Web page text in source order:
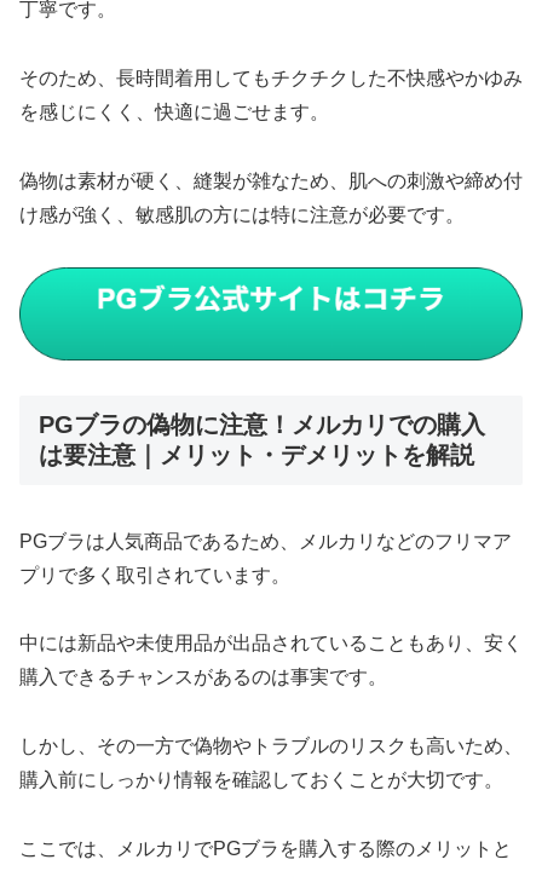
丁寧です。
そのため、長時間着用してもチクチクした不快感やかゆみ
を感じにくく、快適に過ごせます。
偽物は素材が硬く、縫製が雑なため、肌への刺激や締め付
け感が強く、敏感肌の方には特に注意が必要です。
PGブラの偽物に注意！メルカリでの購入
は要注意｜メリット・デメリットを解説
PGブラは人気商品であるため、メルカリなどのフリマア
プリで多く取引されています。
中には新品や未使用品が出品されていることもあり、安く
購入できるチャンスがあるのは事実です。
しかし、その一方で偽物やトラブルのリスクも高いため、
購入前にしっかり情報を確認しておくことが大切です。
ここでは、メルカリでPGブラを購入する際のメリットと